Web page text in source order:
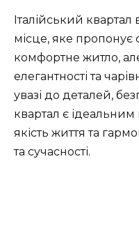
Італійський
місце, яке
комфортне житло, але
елегантності та
увазі до деталей,
квартал є ідеальним
якість життя та
та сучасності.